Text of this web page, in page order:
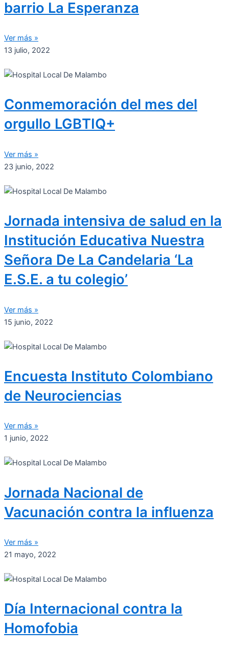
barrio La Esperanza
Ver más »
13 julio, 2022
Conmemoración del mes del
orgullo LGBTIQ+
Ver más »
23 junio, 2022
Jornada intensiva de salud en la
Institución Educativa Nuestra
Señora De La Candelaria ‘La
E.S.E. a tu colegio’
Ver más »
15 junio, 2022
Encuesta Instituto Colombiano
de Neurociencias
Ver más »
1 junio, 2022
Jornada Nacional de
Vacunación contra la influenza
Ver más »
21 mayo, 2022
Día Internacional contra la
Homofobia